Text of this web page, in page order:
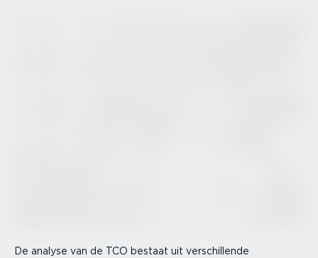
De analyse van de TCO bestaat uit verschil­lende